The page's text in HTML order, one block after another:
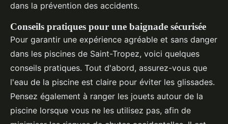
dans la prévention des accidents.
Conseils pratiques pour une baignade sécurisée
Pour garantir une expérience agréable et sans danger
dans les piscines de Saint-Tropez, voici quelques
conseils pratiques. Tout d'abord, assurez-vous que
l'eau de la piscine est claire pour éviter les glissades.
Pensez également à ranger les jouets autour de la
piscine lorsque vous ne les utilisez pas, afin de